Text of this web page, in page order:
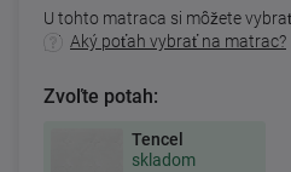
U tohto matraca si môžete
Aký poťah vybrať na matrac?
Zvoľte potah:
Tencel
skladom